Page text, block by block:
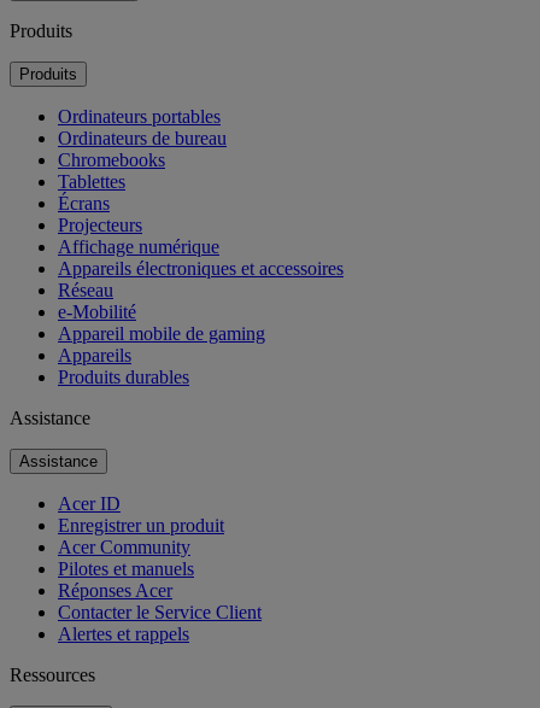
Produits
Produits
Ordinateurs portables
Ordinateurs de bureau
Chromebooks
Tablettes
Écrans
Projecteurs
Affichage numérique
Appareils électroniques et accessoires
Réseau
e-Mobilité
Appareil mobile de gaming
Appareils
Produits durables
Assistance
Assistance
Acer ID
Enregistrer un produit
Acer Community
Pilotes et manuels
Réponses Acer
Contacter le Service Client
Alertes et rappels
Ressources